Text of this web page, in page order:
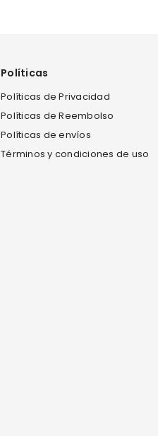
Políticas
Políticas de Privacidad
Políticas de Reembolso
Políticas de envíos
Términos y condiciones de uso